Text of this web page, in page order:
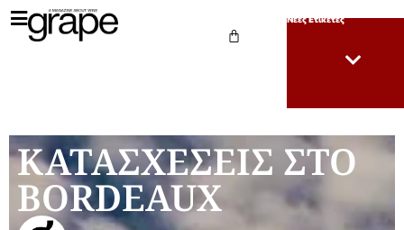
Νέες Ετικέτες
ΚΑΤΑΣΧΕΣΕΙΣ ΣΤΟ
BORDEAUX